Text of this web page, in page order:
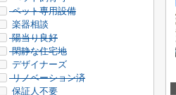
ペット専用設備
楽器相談
陽当り良好
閑静な住宅地
デザイナーズ
リノベーション済
保証人不要